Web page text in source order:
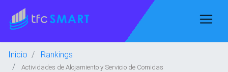
Inicio Rankings
Actividades de Alojamiento y Servicio de Comidas